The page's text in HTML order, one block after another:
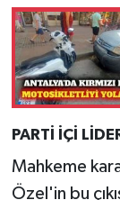
PARTİ İÇİ
Mahkeme
Özel'in bu